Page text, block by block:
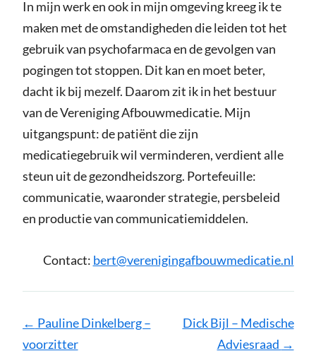
In mijn werk en ook in mijn omgeving kreeg ik te
maken met de omstandigheden die leiden tot het
gebruik van psychofarmaca en de gevolgen van
pogingen tot stoppen. Dit kan en moet beter,
dacht ik bij mezelf. Daarom zit ik in het bestuur
van de Vereniging Afbouwmedicatie. Mijn
uitgangspunt: de patiënt die zijn
medicatiegebruik wil verminderen, verdient alle
steun uit de gezondheidszorg. Portefeuille:
communicatie, waaronder strategie, persbeleid
en productie van communicatiemiddelen.
Contact: bert@verenigingafbouwmedicatie.nl
Pagina
navigatie
← Pauline Dinkelberg –
voorzitter
Dick Bijl – Medische
Adviesraad →